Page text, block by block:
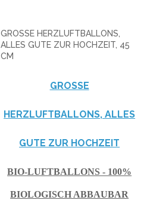
GROSSE HERZLUFTBALLONS, A
LLES GUTE ZUR HOCHZEIT, 45 C
M
GROSSE H
ERZLUFTBALLONS, ALLES G
UTE ZUR HOCHZEIT
BIO-LUFTBALLONS - 100%
BIOLOGISCH ABBAUBAR